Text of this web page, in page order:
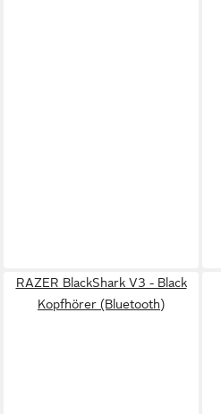
RAZER BlackShark V3 - Black
Kopfhörer (Bluetooth)